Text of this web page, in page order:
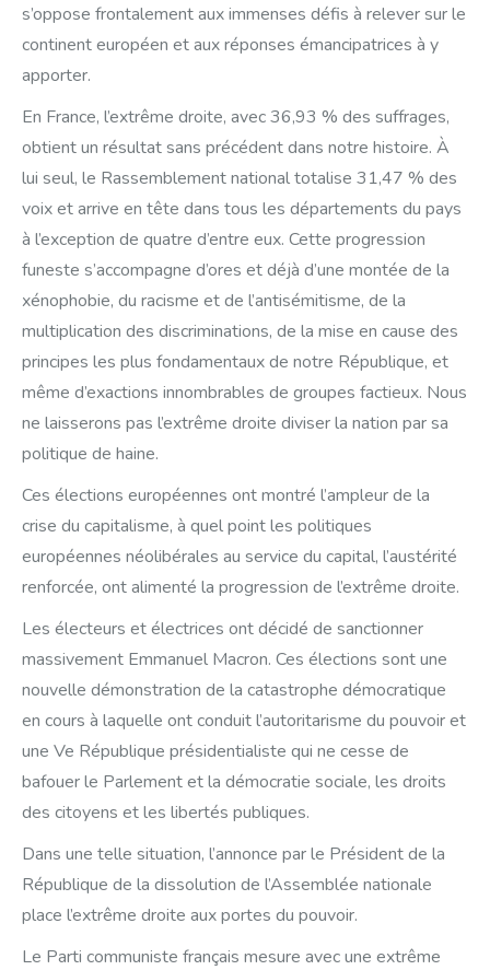
s’oppose frontalement aux immenses défis à relever sur le
continent européen et aux réponses émancipatrices à y
apporter.
En France, l’extrême droite, avec 36,93 % des suffrages,
obtient un résultat sans précédent dans notre histoire. À
lui seul, le Rassemblement national totalise 31,47 % des
voix et arrive en tête dans tous les départements du pays
à l’exception de quatre d’entre eux. Cette progression
funeste s’accompagne d’ores et déjà d’une montée de la
xénophobie, du racisme et de l’antisémitisme, de la
multiplication des discriminations, de la mise en cause des
principes les plus fondamentaux de notre République, et
même d’exactions innombrables de groupes factieux. Nous
ne laisserons pas l’extrême droite diviser la nation par sa
politique de haine.
Ces élections européennes ont montré l’ampleur de la
crise du capitalisme, à quel point les politiques
européennes néolibérales au service du capital, l’austérité
renforcée, ont alimenté la progression de l’extrême droite.
Les électeurs et électrices ont décidé de sanctionner
massivement Emmanuel Macron. Ces élections sont une
nouvelle démonstration de la catastrophe démocratique
en cours à laquelle ont conduit l’autoritarisme du pouvoir et
une Ve République présidentialiste qui ne cesse de
bafouer le Parlement et la démocratie sociale, les droits
des citoyens et les libertés publiques.
Dans une telle situation, l’annonce par le Président de la
République de la dissolution de l’Assemblée nationale
place l’extrême droite aux portes du pouvoir.
Le Parti communiste français mesure avec une extrême